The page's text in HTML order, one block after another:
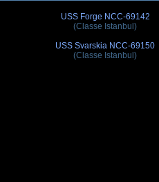
USS Forge NCC-69142
(Classe Istanbul)
USS Svarskia NCC-69150
(Classe Istanbul)